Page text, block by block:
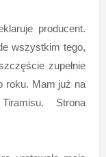
producent.
wszystkim tego,
zupełnie
roku. Mam już na
Tiramisu. Strona